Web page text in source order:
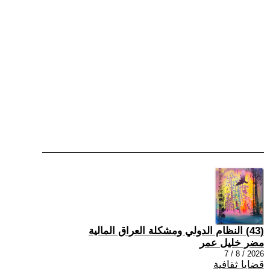
(43) النظام الدولي ومشكلة العراق المالية
مضر خليل عمر
2026 / 8 / 7
قضايا ثقافية